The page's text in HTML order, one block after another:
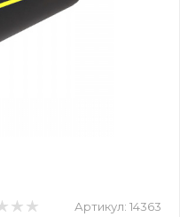
Артикул: 14363